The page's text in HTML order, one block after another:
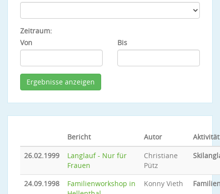
Zeitraum:
Von
Bis
Bericht Autor
Aktivität
26.02.1999
Langlauf - Nur für
Frauen
Christiane
Pütz
24.09.1998
Familienworkshop in
Konny Vieth